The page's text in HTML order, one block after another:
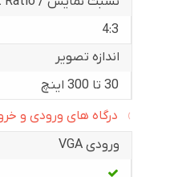
4:3
اندازه تصویر
30 تا 300 اینچ
درگاه های ورودی و
ورودی VGA